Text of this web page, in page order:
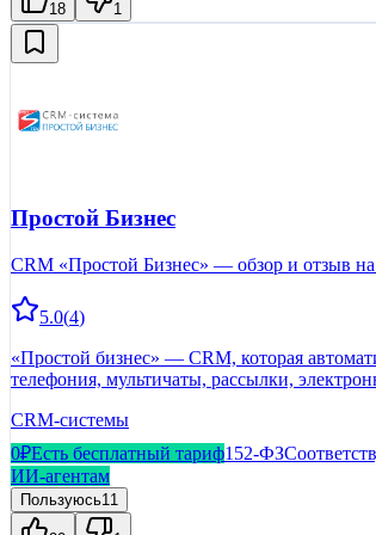
18 1
Простой Бизнес
CRM «Простой Бизнес» — обзор и отзыв
5.0(4)
«Простой бизнес» — CRM, которая
телефония, мультичаты, рассылки,
постоянной работы, при этом без
доступен в пяти версиях: для Windows,
CRM-системы
0₽Есть бесплатный тариф152-ФЗ
ИИ-агентам
Пользуюсь11